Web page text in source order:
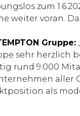
zum
voran.
Gruppe:
sehr herzlich
rund 9.000
als